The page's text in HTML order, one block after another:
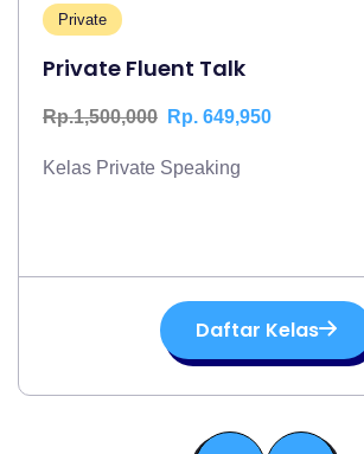
Private
Private Fluent Talk
Rp.1,500,000 Rp. 649,950
Kelas Private Speaking
Daftar Kelas